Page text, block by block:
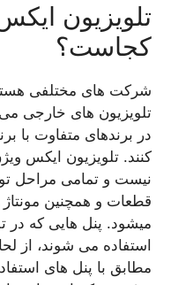
تلویزیون
کجاست؟
شرکت های مختلفی هستند
تلویزیون های خارجی می
در برندهای متفاوت با
کنند. تلویزیون ایکس
نیست و تمامی مراحل
قطعات و همچنین مونتاژ
میشود. پنل هایی که در
استفاده می شوند، از
مطابق با پنل های